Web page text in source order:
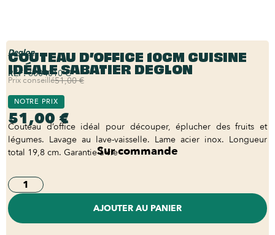
Deglon
COUTEAU D’OFFICE 10CM CUISINE
IDÉALE SABATIER DEGLON
REF:6004010-C
Prix conseillé51,00 €
NOTRE PRIX
51,00 €
Couteau d’office idéal pour découper, éplucher des fruits et
légumes. Lavage au lave-vaisselle. Lame acier inox. Longueur
total 19,8 cm. Garantie à vieSur commande
AJOUTER AU PANIER